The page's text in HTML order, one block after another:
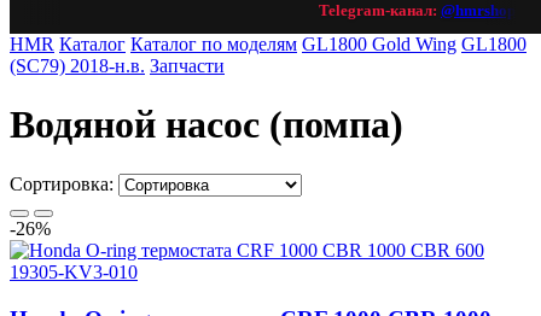
Telegram-канал:@hmrshop_ru
HMR Каталог Каталог по моделям GL1800 Gold Wing GL1800
(SC79) 2018-н.в. Запчасти
Водяной насос (помпа)
Сортировка:
-26%